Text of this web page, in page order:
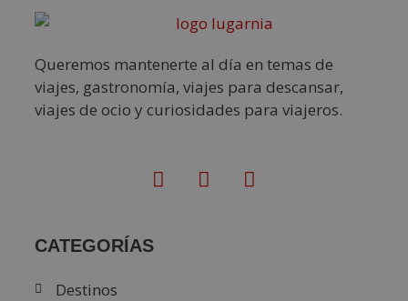
Queremos mantenerte al día en temas de
viajes, gastronomía, viajes para descansar,
viajes de ocio y curiosidades para viajeros.
CATEGORÍAS
Destinos